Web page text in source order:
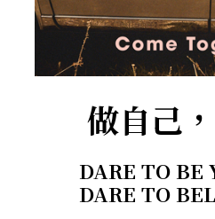
做自己
DARE TO BE
DARE TO